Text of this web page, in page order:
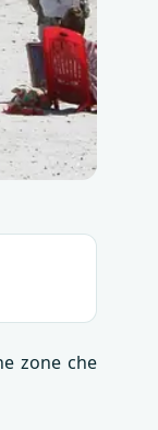
zone che